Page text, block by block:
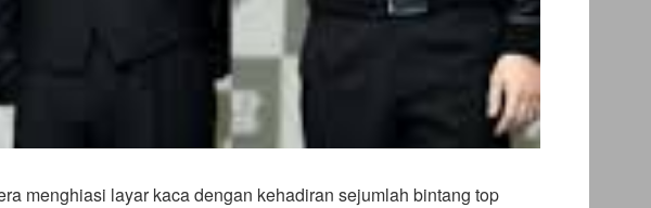
menghiasi layar kaca dengan kehadiran sejumlah bintang top